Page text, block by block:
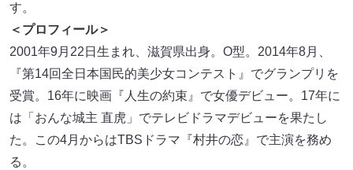
す。
＜プロフィール＞
2001年9月22日生まれ、滋賀県出身。O型。2014年8月、
『第14回全日本国民的美少女コンテスト』でグランプリを
受賞。16年に映画『人生の約束』で女優デビュー。17年に
は「おんな城主 直虎」でテレビドラマデビューを果たし
た。この4月からはTBSドラマ『村井の恋』で主演を務め
る。